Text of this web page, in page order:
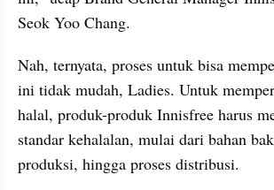
Seok Yoo Chang.
Nah, ternyata, proses untuk bisa
ini tidak mudah, Ladies. Untuk
halal, produk-produk Innisfree harus
standar kehalalan, mulai dari bahan
produksi, hingga proses distribusi.